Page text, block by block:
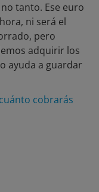
tanto. Ese euro
ni será el
pero
adquirir los
ayuda a guardar
cobrarás